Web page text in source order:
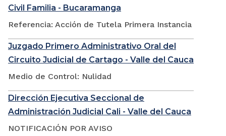
Civil Familia - Bucaramanga
Referencia: Acción de Tutela Primera Instancia
Juzgado Primero Administrativo Oral del
Circuito Judicial de Cartago - Valle del Cauca
Medio de Control: Nulidad
Dirección Ejecutiva Seccional de
Administración Judicial Cali - Valle del Cauca
NOTIFICACIÓN POR AVISO